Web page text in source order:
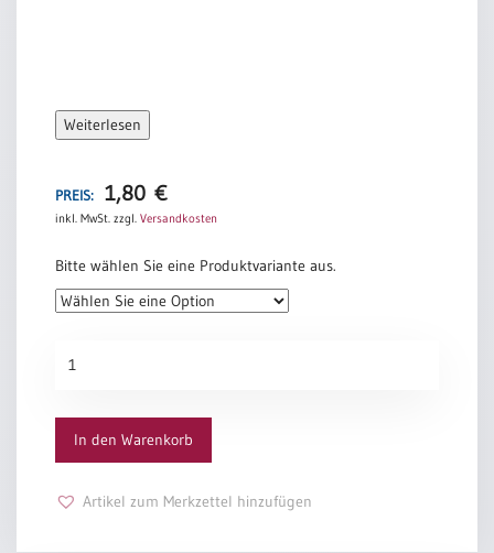
Weiterlesen
PREIS: 1,80 €
inkl. MwSt. zzgl. Versandkosten
Bitte wählen Sie eine Produktvariante aus.
Urkunde
Menge
In den Warenkorb
Artikel zum Merkzettel hinzufügen